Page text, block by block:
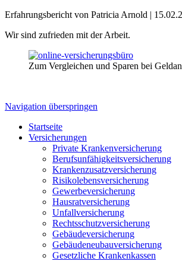
Erfahrungsbericht von Patricia Arnold |
Wir sind zufrieden mit der Arbeit.
Zum Vergleichen und Sparen bei
Navigation überspringen
Startseite
Versicherungen
Private Krankenversicherung
Berufsunfähigkeitsversicherung
Krankenzusatzversicherung
Risikolebensversicherung
Gewerbeversicherung
Hausratversicherung
Unfallversicherung
Rechtsschutzversicherung
Gebäudeversicherung
Gebäudeneubauversicherung
Gesetzliche Krankenkassen